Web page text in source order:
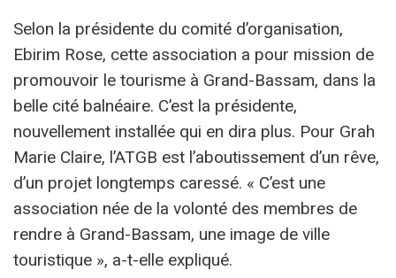
Selon la présidente du comité d’organisation,
Ebirim Rose, cette association a pour mission de
promouvoir le tourisme à Grand-Bassam, dans la
belle cité balnéaire. C’est la présidente,
nouvellement installée qui en dira plus. Pour Grah
Marie Claire, l’ATGB est l’aboutissement d’un rêve,
d’un projet longtemps caressé. « C’est une
association née de la volonté des membres de
rendre à Grand-Bassam, une image de ville
touristique », a-t-elle expliqué.